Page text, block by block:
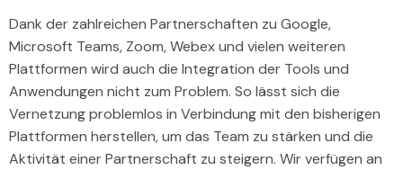
Dank der zahlreichen Partnerschaften zu Google,
Microsoft Teams, Zoom, Webex und vielen weiteren
Plattformen wird auch die Integration der Tools und
Anwendungen nicht zum Problem. So lässt sich die
Vernetzung problemlos in Verbindung mit den bisherigen
Plattformen herstellen, um das Team zu stärken und die
Aktivität einer Partnerschaft zu steigern. Wir verfügen an